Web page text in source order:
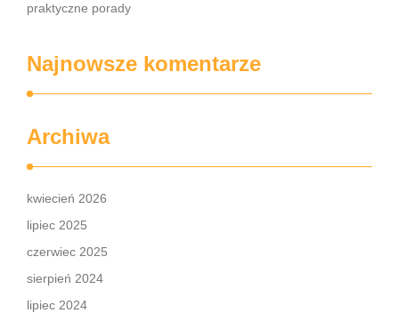
praktyczne porady
Najnowsze komentarze
Archiwa
kwiecień 2026
lipiec 2025
czerwiec 2025
sierpień 2024
lipiec 2024